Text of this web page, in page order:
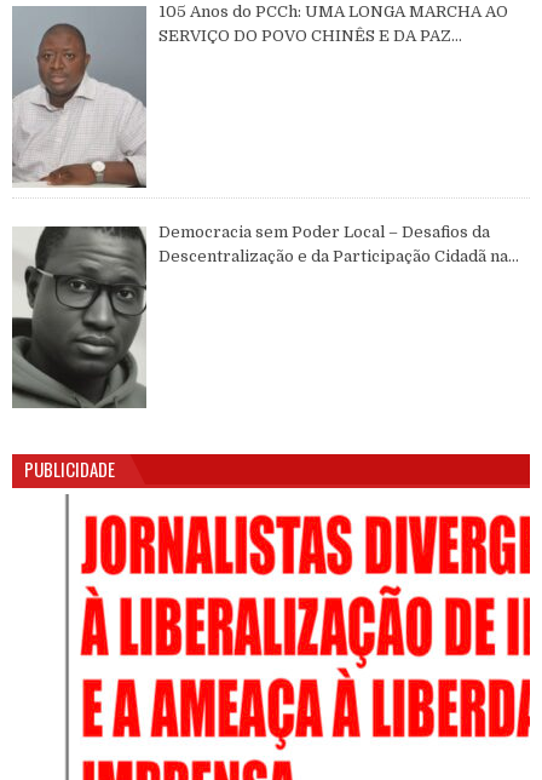
105 Anos do PCCh: UMA LONGA MARCHA AO
SERVIÇO DO POVO CHINÊS E DA PAZ
Democracia sem Poder Local – Desafios da
Descentralização e da Participação Cidadã na
PUBLICIDADE